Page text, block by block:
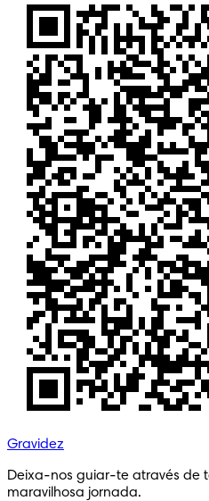
Gravidez
Deixa-nos guiar-te através de
maravilhosa jornada.